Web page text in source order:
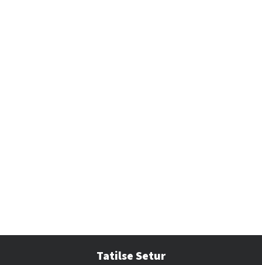
Tatilse Setur